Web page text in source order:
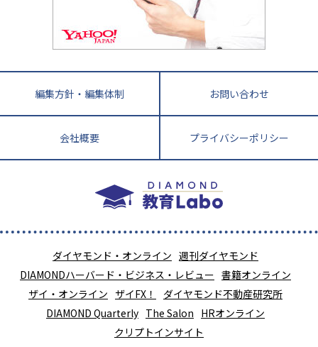
長崎県 熊本県
鹿児島県 沖縄県
教育ジャーナリストが徹底解説！ 大学受験の羅
編集方針・編集体制 お問い合わせ
会社概要 プライバシーポリシー
ダイヤモンド・オンライン 週刊ダイヤモンド
DIAMONDハーバード・ビジネス・レビュー 書籍オンライン
ザイ・オンライン ザイFX！
ダイヤモンド不動産研究所
DIAMOND Quarterly The Salon HRオンライン
クリプトインサイト